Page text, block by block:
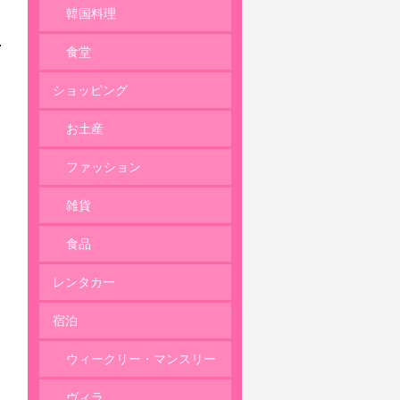
韓国料理
食堂
ショッピング
お土産
ファッション
雑貨
食品
レンタカー
宿泊
ウィークリー・マンスリー
ヴィラ